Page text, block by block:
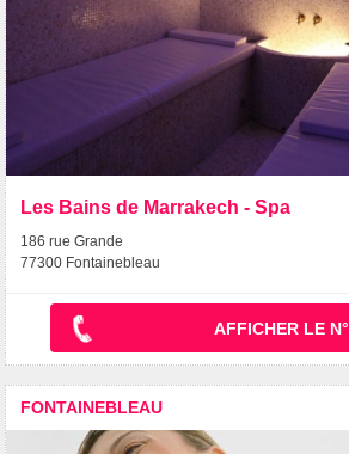
Les Bains de Marrakech - Spa
186 rue Grande
77300 Fontainebleau
AFFICHER LE N°
FONTAINEBLEAU